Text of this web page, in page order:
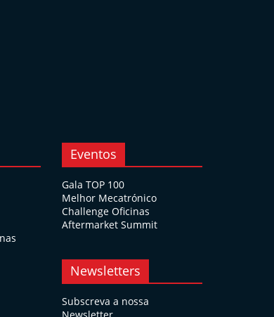
Eventos
Gala TOP 100
Melhor Mecatrónico
Challenge Oficinas
Aftermarket Summit
Newsletters
Subscreva a nossa